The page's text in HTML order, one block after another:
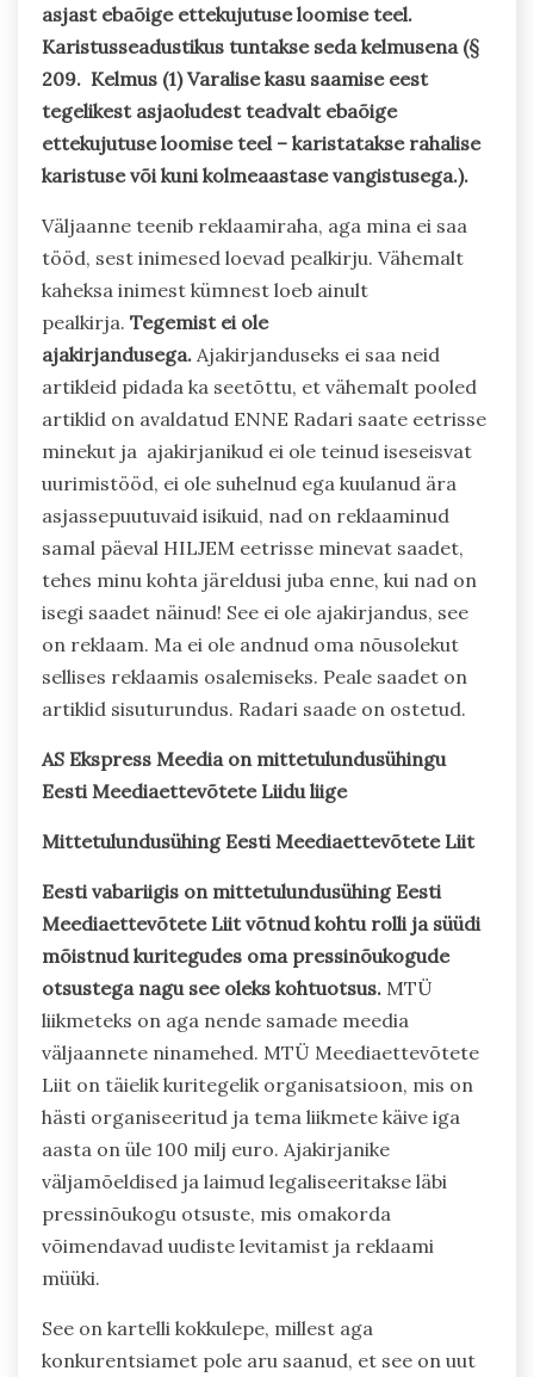
asjast ebaõige ettekujutuse loomise teel.
Karistusseadustikus tuntakse seda kelmusena (§
209. Kelmus (1) Varalise kasu saamise eest
tegelikest asjaoludest teadvalt ebaõige
ettekujutuse loomise teel – karistatakse rahalise
karistuse või kuni kolmeaastase vangistusega.).
Väljaanne teenib reklaamiraha, aga mina ei saa
tööd, sest inimesed loevad pealkirju. Vähemalt
kaheksa inimest kümnest loeb ainult
pealkirja. Tegemist ei ole
ajakirjandusega. Ajakirjanduseks ei saa neid
artikleid pidada ka seetõttu, et vähemalt pooled
artiklid on avaldatud ENNE Radari saate eetrisse
minekut ja ajakirjanikud ei ole teinud iseseisvat
uurimistööd, ei ole suhelnud ega kuulanud ära
asjassepuutuvaid isikuid, nad on reklaaminud
samal päeval HILJEM eetrisse minevat saadet,
tehes minu kohta järeldusi juba enne, kui nad on
isegi saadet näinud! See ei ole ajakirjandus, see
on reklaam. Ma ei ole andnud oma nõusolekut
sellises reklaamis osalemiseks. Peale saadet on
artiklid sisuturundus. Radari saade on ostetud.
AS Ekspress Meedia on mittetulundusühingu
Eesti Meediaettevõtete Liidu liige
Mittetulundusühing Eesti Meediaettevõtete Liit
Eesti vabariigis on mittetulundusühing Eesti
Meediaettevõtete Liit võtnud kohtu rolli ja süüdi
mõistnud kuritegudes oma pressinõukogude
otsustega nagu see oleks kohtuotsus. MTÜ
liikmeteks on aga nende samade meedia
väljaannete ninamehed. MTÜ Meediaettevõtete
Liit on täielik kuritegelik organisatsioon, mis on
hästi organiseeritud ja tema liikmete käive iga
aasta on üle 100 milj euro. Ajakirjanike
väljamõeldised ja laimud legaliseeritakse läbi
pressinõukogu otsuste, mis omakorda
võimendavad uudiste levitamist ja reklaami
müüki.
See on kartelli kokkulepe, millest aga
konkurentsiamet pole aru saanud, et see on uut